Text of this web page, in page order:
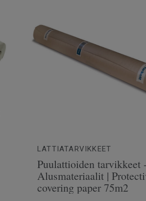
228.1 cm
2.5 mm
LATTIATARVIKKEET
Puulattioiden tarvikkeet -
Alusmateriaalit |
covering paper 75m2